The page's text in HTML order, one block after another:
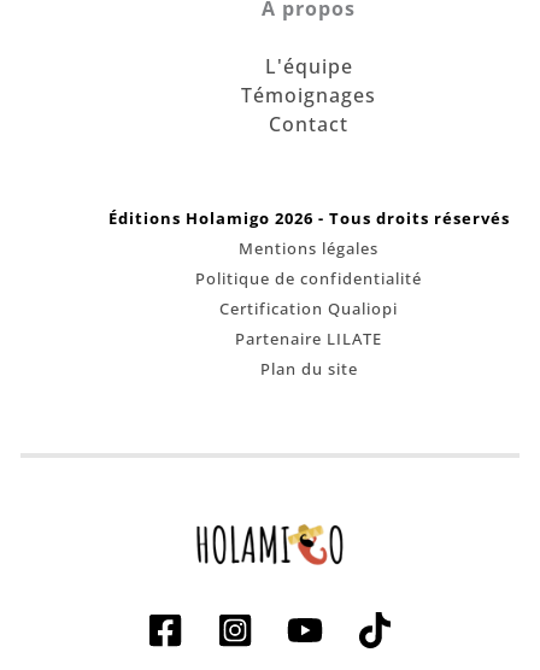
À propos
L'équipe
Témoignages
Contact
Éditions Holamigo 2026 - Tous droits réservés
Mentions légales
Politique de confidentialité
Certification Qualiopi
Partenaire LILATE
Plan du site